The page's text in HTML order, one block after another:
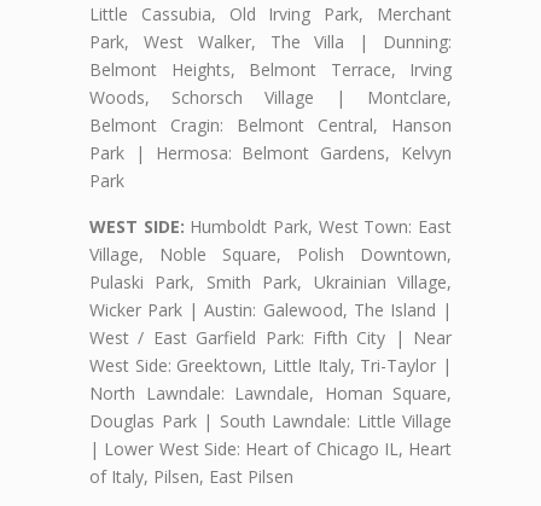
Little Cassubia, Old Irving Park, Merchant
Park, West Walker, The Villa | Dunning:
Belmont Heights, Belmont Terrace, Irving
Woods, Schorsch Village | Montclare,
Belmont Cragin: Belmont Central, Hanson
Park | Hermosa: Belmont Gardens, Kelvyn
Park
WEST SIDE: Humboldt Park, West Town: East
Village, Noble Square, Polish Downtown,
Pulaski Park, Smith Park, Ukrainian Village,
Wicker Park | Austin: Galewood, The Island |
West / East Garfield Park: Fifth City | Near
West Side: Greektown, Little Italy, Tri-Taylor |
North Lawndale: Lawndale, Homan Square,
Douglas Park | South Lawndale: Little Village
| Lower West Side: Heart of Chicago IL, Heart
of Italy, Pilsen, East Pilsen